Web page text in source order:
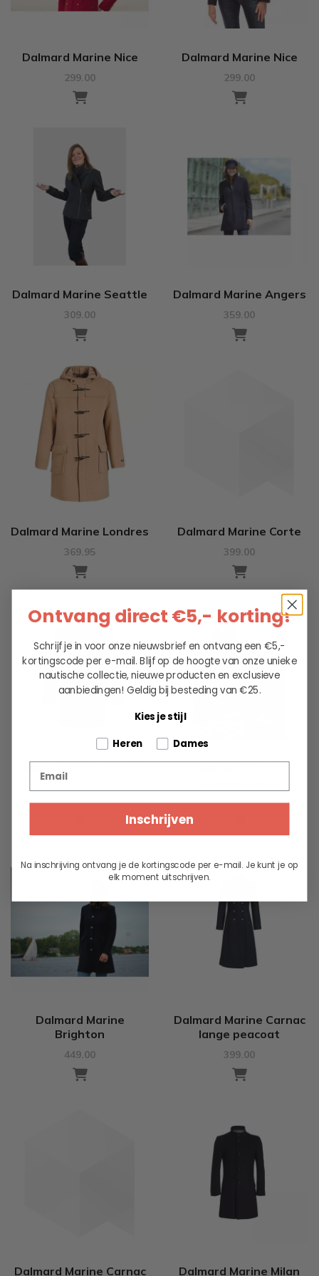
Dalmard Marine Nice
299.00
Dalmard Marine Nice
299.00
Dalmard Marine Seattle
309.00
Dalmard Marine Angers
359.00
Dalmard Marine Londres
369.95
Dalmard Marine Corte
399.00
Dalmard Marine Calais
439.00 449.00
Dalmard Marine
Brighton
449.00
Dalmard Marine Carnac
lange peacoat
399.00
Dalmard Marine Carnac Dalmard Marine Milan
Ontvang direct €5,- korting!
Schrijf je in voor onze nieuwsbrief en ontvang een €5,-
kortingscode per e-mail. Blijf op de hoogte van onze unieke
nautische collectie, nieuwe producten en exclusieve
aanbiedingen! Geldig bij besteding van €25.
Kies je stijl
Tell us about your pets
Heren Dames
Inschrijven
Na inschrijving ontvang je de kortingscode per e-mail. Je kunt je op
elk moment uitschrijven.